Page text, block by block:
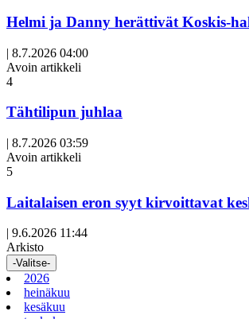
Helmi ja Danny herättivät Koskis-
| 8.7.2026 04:00
Avoin artikkeli
4
Tähtilipun juhlaa
| 8.7.2026 03:59
Avoin artikkeli
5
Laitalaisen eron syyt kirvoittavat
| 9.6.2026 11:44
Arkisto
-Valitse-
2026
heinäkuu
kesäkuu